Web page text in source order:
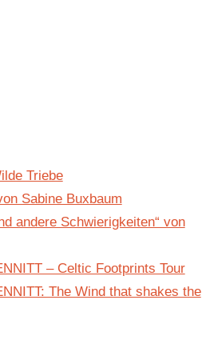
Triebe
Sabine Buxbaum
andere Schwierigkeiten“ von
– Celtic Footprints Tour
The Wind that shakes the